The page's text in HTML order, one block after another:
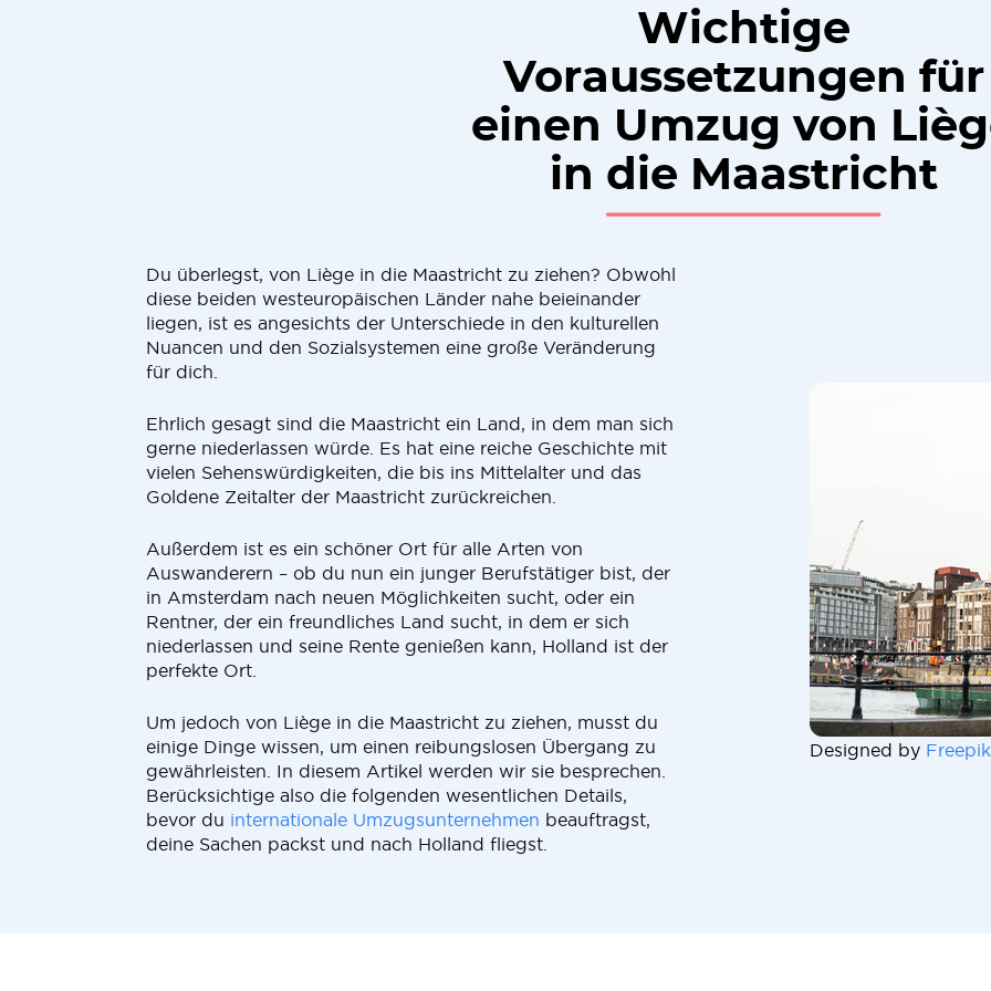
Wichtige
Voraussetzungen für
einen Umzug von
in die Maastricht
Du überlegst, von Liège in die Maastricht zu ziehen? Obwohl
diese beiden westeuropäischen Länder nahe beieinander
liegen, ist es angesichts der Unterschiede in den kulturellen
Nuancen und den Sozialsystemen eine große Veränderung
für dich.
Ehrlich gesagt sind die Maastricht ein Land, in dem man sich
gerne niederlassen würde. Es hat eine reiche Geschichte mit
vielen Sehenswürdigkeiten, die bis ins Mittelalter und das
Goldene Zeitalter der Maastricht zurückreichen.
Außerdem ist es ein schöner Ort für alle Arten von
Auswanderern – ob du nun ein junger Berufstätiger bist, der
in Amsterdam nach neuen Möglichkeiten sucht, oder ein
Rentner, der ein freundliches Land sucht, in dem er sich
niederlassen und seine Rente genießen kann, Holland ist der
perfekte Ort.
Um jedoch von Liège in die Maastricht zu ziehen, musst du
einige Dinge wissen, um einen reibungslosen Übergang zu
gewährleisten. In diesem Artikel werden wir sie besprechen.
Berücksichtige also die folgenden wesentlichen Details,
bevor du internationale Umzugsunternehmen beauftragst,
deine Sachen packst und nach Holland fliegst.
Designed by Freepik